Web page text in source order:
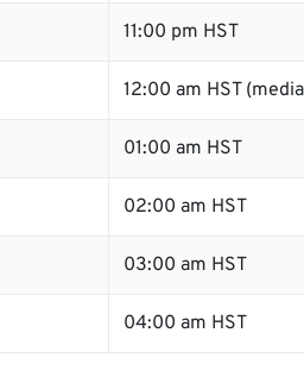
11:00 pm HST
12:00 am HST
01:00 am HST
02:00 am HST
03:00 am HST
04:00 am HST